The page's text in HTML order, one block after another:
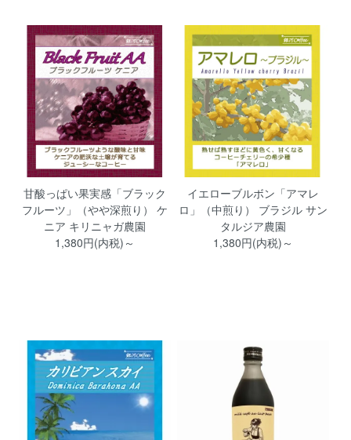
甘酸っぱい果実感「ブラック
フルーツ」（やや深煎り） ケ
ニア キリニャガ農園
1,380円(内税)～
イエローブルボン「アマレ
ロ」（中煎り） ブラジル サン
タルジア農園
1,380円(内税)～